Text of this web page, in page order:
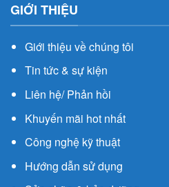
GIỚI THIỆU
Giới thiệu về chúng tôi
Tin tức & sự kiện
Liên hệ/ Phản hồi
Khuyến mãi hot nhất
Công nghệ kỹ thuật
Hướng dẫn sử dụng